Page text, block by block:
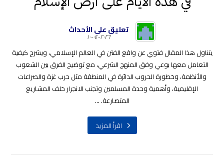
تعليق على الأحداث
٢٠٢٦-٠٤-١٠
يتناول هذا المقال فتوي عن واقع الفتن في العالم الإسلامي، ويشرح كيفية
التعامل معها بوعي وفق المنهج الشرعي، مع توضيح الفرق بين الشعوب
والأنظمة، وخطورة الحروب الدائرة في المنطقة مثل حرب غزة والصراعات
الإقليمية، وأهمية وحدة المسلمين وتجنب الانجرار خلف المشاريع
المتصارعة. ...
اقرأ المزيد